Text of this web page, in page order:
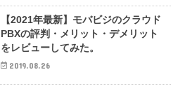
【2021年最新】モバビジのクラウド
PBXの評判・メリット・デメリット
をレビューしてみた。
2019.08.26